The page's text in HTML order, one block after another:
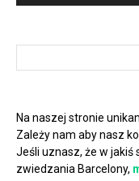
Na naszej stronie
Zależy nam aby nasz
Jeśli uznasz, że w
zwiedzania Barcelony,